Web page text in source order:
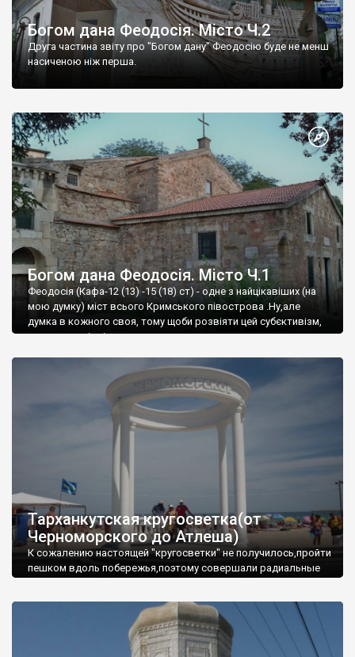
Богом дана Феодосія. Місто Ч.2
Друга частина звіту про "Богом дану" Феодосію буде не менш
насиченою ніж перша.
Богом дана Феодосія. Місто Ч.1
Феодосія (Кафа-12 (13) -15 (18) ст) - одне з найцікавіших (на
мою думку) міст всього Кримського півострова .Ну,але
думка в кожного своя, тому щоби розвіяти цей субєктивізм,
запрошую відвідати це
Тарханкутская кругосветка(от
Черноморского до Атлеша)
К сожалению настоящей "кругосветки" не получилось,пройти
пешком вдоль побережья,поэтому совершали радиальные